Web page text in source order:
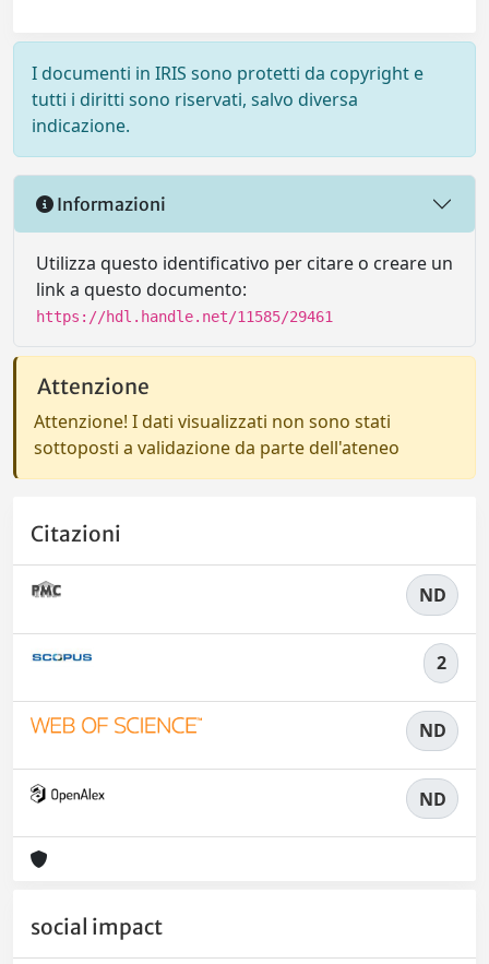
I documenti in IRIS sono protetti da copyright e
tutti i diritti sono riservati, salvo diversa
indicazione.
Informazioni
Utilizza questo identificativo per citare o creare un
link a questo documento:
https://hdl.handle.net/11585/29461
Attenzione
Attenzione! I dati visualizzati non sono stati
sottoposti a validazione da parte dell'ateneo
Citazioni
ND
2
ND
ND
social impact